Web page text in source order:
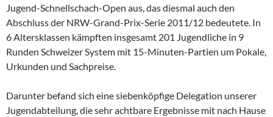
Jugend-Schnellschach-Open aus, das diesmal auch den
Abschluss der NRW-Grand-Prix-Serie 2011/12 bedeutete. In
6 Altersklassen kämpften insgesamt 201 Jugendliche in 9
Runden Schweizer System mit 15-Minuten-Partien um Pokale,
Urkunden und Sachpreise.
Darunter befand sich eine siebenköpfige Delegation unserer
Jugendabteilung, die sehr achtbare Ergebnisse mit nach Hause